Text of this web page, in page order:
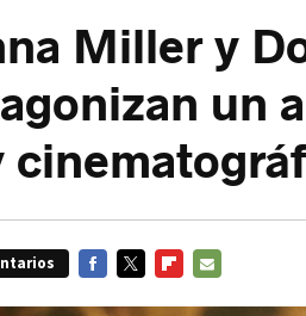
Miller y
un